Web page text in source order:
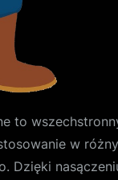
to
w
Dzięki